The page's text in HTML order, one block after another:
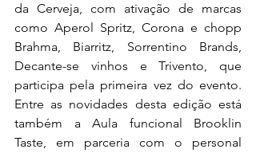
da Cerveja, com ativação de marcas
como Aperol Spritz, Corona e chopp
Brahma, Biarritz, Sorrentino Brands,
Decante-se vinhos e Trivento, que
participa pela primeira vez do evento.
Entre as novidades desta edição está
também a Aula funcional Brooklin
Taste, em parceria com o personal